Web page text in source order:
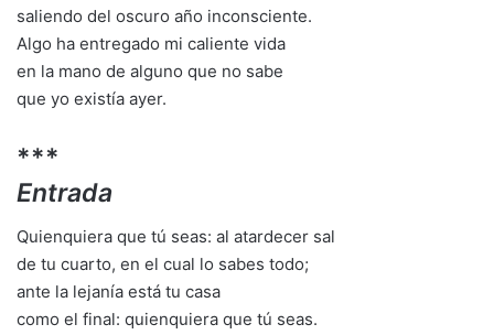
saliendo del oscuro año inconsciente.
Algo ha entregado mi caliente vida
en la mano de alguno que no sabe
que yo existía ayer.
***
Entrada
Quienquiera que tú seas: al atardecer sal
de tu cuarto, en el cual lo sabes todo;
ante la lejanía está tu casa
como el final: quienquiera que tú seas.